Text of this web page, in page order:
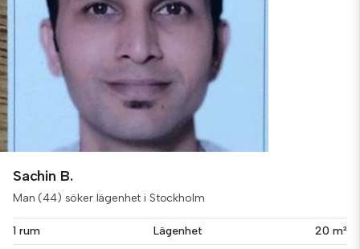
Sachin B.
Man (44) söker lägenhet i Stockholm
1 rum Lägenhet 20 m²